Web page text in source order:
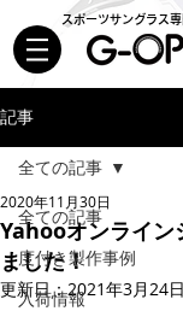
スポーツサングラス
記事
全ての記事
度付き製作事例
入荷情報
全ての記事
Yahooオンライン
ました！
2020年11月30日
更新日：2021年3月24日